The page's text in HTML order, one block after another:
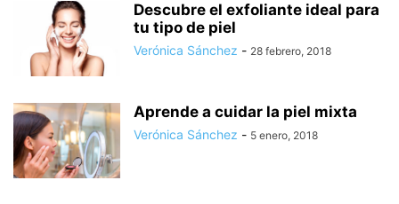
Descubre el exfoliante ideal para
tu tipo de piel
Verónica Sánchez - 28 febrero, 2018
Aprende a cuidar la piel mixta
Verónica Sánchez - 5 enero, 2018